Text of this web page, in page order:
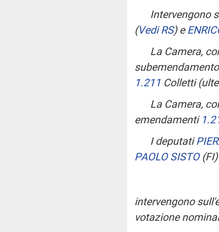
Intervengono
(Vedi RS)e
La Camera,
1.211 Colletti
La Camera,
emendamenti
I deputati
PAOLO SISTO
intervengono
votazione